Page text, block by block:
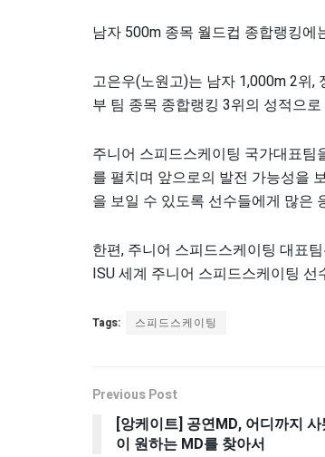
남자 500m 종목 월드컵 종합랭킹
고은우(노원고)는 남자 1,000m 2위
부 팀 종목 종합랭킹 3위의 성적으
주니어 스피드스케이팅 국가대표팀
를 펼치며 앞으로의 발전 가능성을
을 보일 수 있도록 선수들에게 많은
한편, 주니어 스피드스케이팅 대표
ISU 세계 주니어 스피드스케이팅 선
Tags: 스피드스케이팅
Previous Post
[앙케이트] 공연MD, 어디까지
이 원하는 MD를 찾아서